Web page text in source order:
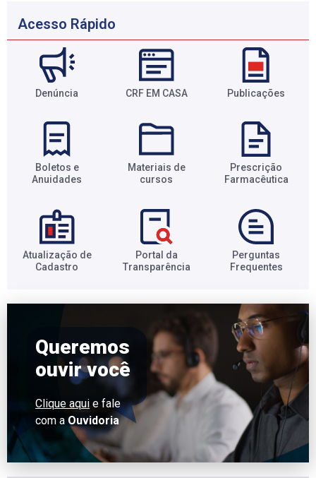
Acesso Rápido
Denúncia CRF EM CASA Publicações
Boletos e
Anuidades​
Materiais de
cursos​
Prescrição
Farmacêutica​
Atualização de
Cadastro​
Portal da
Transparência​
Perguntas
Frequentes​
Queremos
ouvir você
Clique aqui e fale
com a Ouvidoria